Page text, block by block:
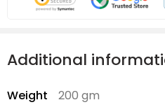
Additional
Weight 200 gm